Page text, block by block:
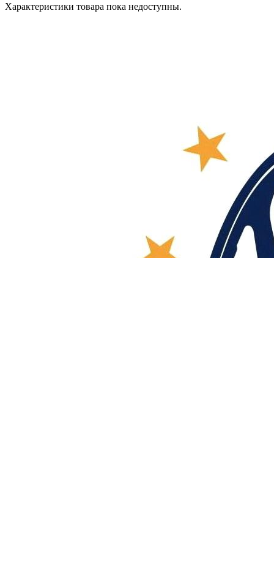
Характеристики товара пока недоступны.